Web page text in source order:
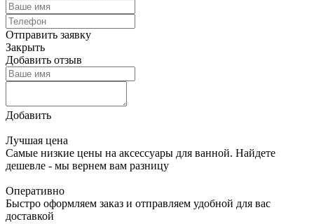
Отправить заявку
Закрыть
Добавить отзыв
Добавить
Лучшая цена
Самые низкие цены на аксессуары для ванной. Найдете
дешевле - мы вернем вам разницу
Оперативно
Быстро оформляем заказ и отправляем удобной для вас
доставкой